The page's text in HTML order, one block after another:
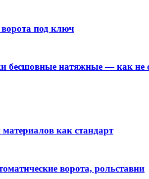
под ключ
бесшовные натяжные — как не
как стандарт
ворота, рольставни